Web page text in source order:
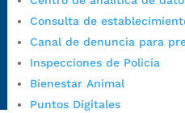
Consulta de
Canal de denuncia para
Inspecciones de Policía
Bienestar Animal
Puntos Digitales
https://
Emergencia:
https://
Radique aquí su queja disciplinaria:
https://
1/secretarias/oficina-de-control-